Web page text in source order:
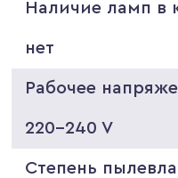
Наличие ламп в
нет
Рабочее
220-240 V
Степень